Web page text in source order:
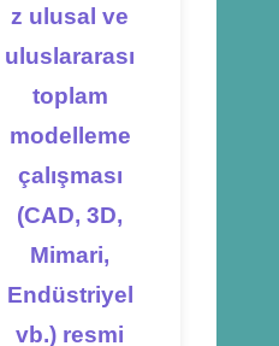
z ulusal ve
uluslararası
toplam
modelleme
çalışması
(CAD, 3D,
Mimari,
Endüstriyel
vb.) resmi